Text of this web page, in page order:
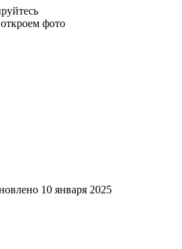
фото
10 января 2025